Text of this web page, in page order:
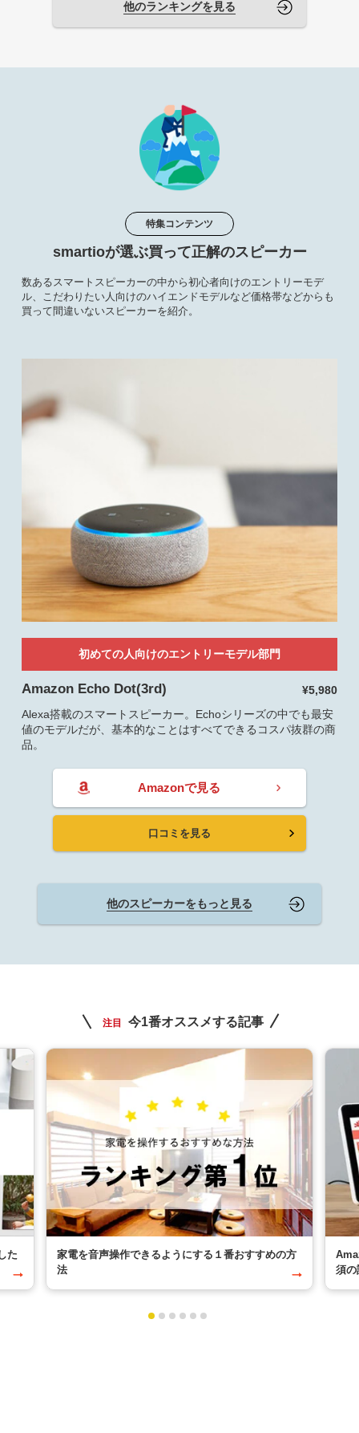
他のランキングを見る
特集コンテンツ
smartioが選ぶ買って正解のスピーカー
数あるスマートスピーカーの中から初心者向けのエントリーモデ
ル、こだわりたい人向けのハイエンドモデルなど価格帯などからも
買って間違いないスピーカーを紹介。
初めての人向けのエントリーモデル部門
Amazon Echo Dot(3rd)
¥5,980
Alexa搭載のスマートスピーカー。Echoシリーズの中でも最安
値のモデルだが、基本的なことはすべてできるコスパ抜群の商
品。
Amazonで見る
口コミを見る
他のスピーカーをもっと見る
注目 今1番オススメする記事
た
家電を音声操作できるようにする１番おすすめの方
法
須の